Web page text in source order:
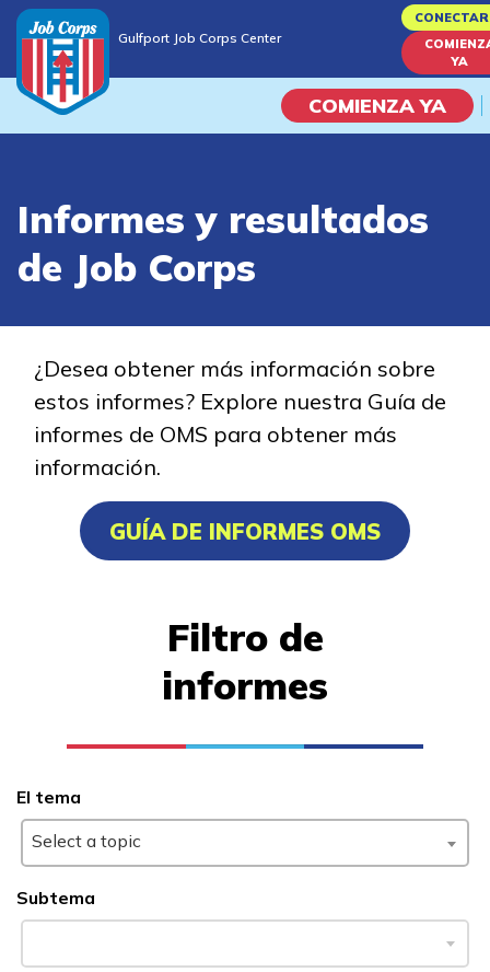
to
content
Gulfport Job Corps Center
YA
COMIENZA YA
Vida En El Campus
Habilidades académicas
Estudiar
Programas de
Asistente médico
Electricidad, Pre pasantía
Enfermero auxiliar
Aprender más
Estudiantes
Empleadores
FAQs
Informes y resultados
de Job Corps
¿Desea obtener más información sobre
estos informes? Explore nuestra Guía de
informes de OMS para obtener más
información.
GUÍA DE INFORMES OMS
Filtro de
informes
El tema
Select a topic
Subtema